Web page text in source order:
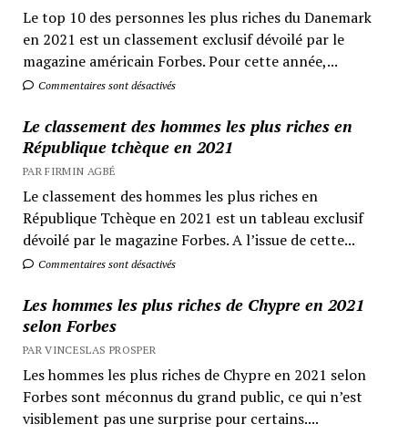
Le top 10 des personnes les plus riches du Danemark
en 2021 est un classement exclusif dévoilé par le
magazine américain Forbes. Pour cette année,...
Commentaires sont désactivés
Le classement des hommes les plus riches en
République tchèque en 2021
PAR FIRMIN AGBÉ
Le classement des hommes les plus riches en
République Tchèque en 2021 est un tableau exclusif
dévoilé par le magazine Forbes. A l’issue de cette...
Commentaires sont désactivés
Les hommes les plus riches de Chypre en 2021
selon Forbes
PAR VINCESLAS PROSPER
Les hommes les plus riches de Chypre en 2021 selon
Forbes sont méconnus du grand public, ce qui n’est
visiblement pas une surprise pour certains....